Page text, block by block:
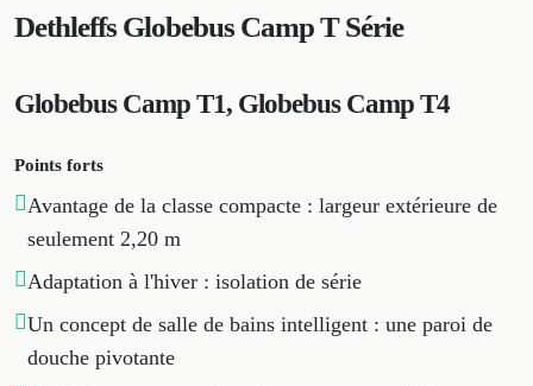
Dethleffs Globebus Camp T Série
Globebus Camp T1, Globebus Camp T4
Points forts
Avantage de la classe compacte : largeur extérieure de
seulement 2,20 m
Adaptation à l'hiver : isolation de série
Un concept de salle de bains intelligent : une paroi de
douche pivotante